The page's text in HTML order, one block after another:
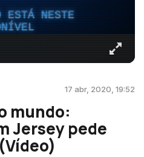
ESTÁ NESTE
17 abr, 2020, 19:52
mundo:
Jersey pede